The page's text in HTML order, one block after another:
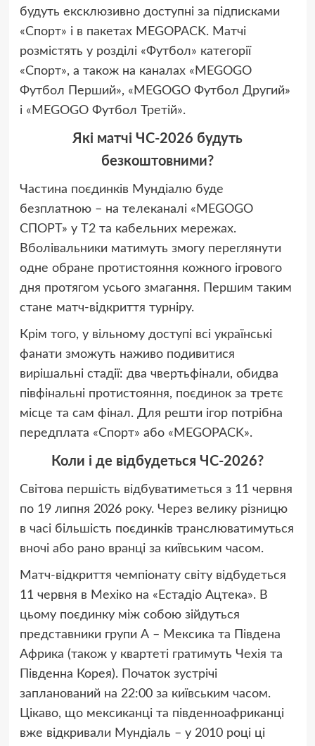
будуть ексклюзивно доступні за підписками
«Спорт» і в пакетах MEGOPACK. Матчі
розмістять у розділі «Футбол» категорії
«Спорт», а також на каналах «MEGOGO
Футбол Перший», «MEGOGO Футбол Другий»
і «MEGOGO Футбол Третій».
Які матчі ЧС-2026 будуть
безкоштовними?
Частина поєдинків Мундіалю буде
безплатною – на телеканалі «MEGOGO
СПОРТ» у Т2 та кабельних мережах.
Вболівальники матимуть змогу переглянути
одне обране протистояння кожного ігрового
дня протягом усього змагання. Першим таким
стане матч-відкриття турніру.
Крім того, у вільному доступі всі українські
фанати зможуть наживо подивитися
вирішальні стадії: два чвертьфінали, обидва
півфінальні протистояння, поєдинок за третє
місце та сам фінал. Для решти ігор потрібна
передплата «Спорт» або «MEGOPACK».
Коли і де відбудеться ЧС-2026?
Світова першість відбуватиметься з 11 червня
по 19 липня 2026 року. Через велику різницю
в часі більшість поєдинків транслюватимуться
вночі або рано вранці за київським часом.
Матч-відкриття чемпіонату світу відбудеться
11 червня в Мехіко на «Естадіо Ацтека». В
цьому поєдинку між собою зійдуться
представники групи А – Мексика та Південа
Африка (також у квартеті гратимуть Чехія та
Південна Корея). Початок зустрічі
запланований на 22:00 за київським часом.
Цікаво, що мексиканці та південноафриканці
вже відкривали Мундіаль – у 2010 році ці